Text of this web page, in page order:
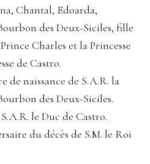
Chantal, Edoarda,
des Deux-Siciles, fille
Charles et la Princesse
de Castro.
de naissance de S.A.R. la
des Deux-Siciles.
le Duc de Castro.
du décès de S.M. le Roi